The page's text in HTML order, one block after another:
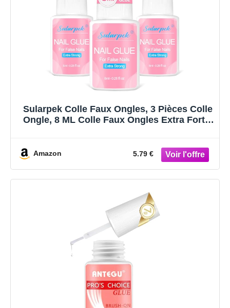
Sularpek Colle Faux Ongles, 3 Pièces Colle
Ongle, 8 ML Colle Faux Ongles Extra Forte,
Parfaite pour Les Faux Ongles Nail Art
Amazon 5.79 €